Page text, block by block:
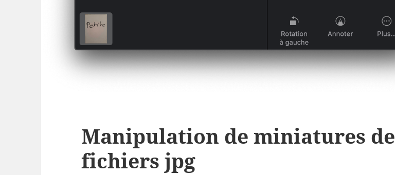
Manipulation de miniatures de
fichiers jpg